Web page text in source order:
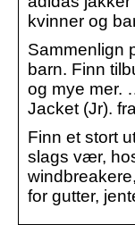
kvinner og
Sammenlign
barn. Finn
og mye mer.
Jacket (Jr).
Finn et stort
slags vær,
for gutter,